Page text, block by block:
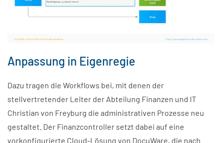
Anpassung in Eigenregie
Dazu tragen die Workflows bei, mit denen der
stellvertretender Leiter der Abteilung Finanzen und IT
Christian von Freyburg die administrativen Prozesse neu
gestaltet. Der Finanzcontroller setzt dabei auf eine
vorkonfigurierte Cloud-Lösung von DocuWare, die nach